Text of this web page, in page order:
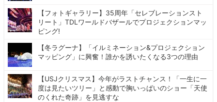
【フォトギャラリー】35周年「セレブレーションスト
リート」TDLワールドバザールでプロジェクションマッ
ピング!
【冬ラグーナ】「イルミネーション&プロジェクション
マッピング」に興奮！誰かを誘いたくなる3つの理由
【USJクリスマス】今年がラストチャンス！「一生に一
度は見たいツリー」と感動で胸いっぱいのショー「天使
のくれた奇跡」を見逃すな